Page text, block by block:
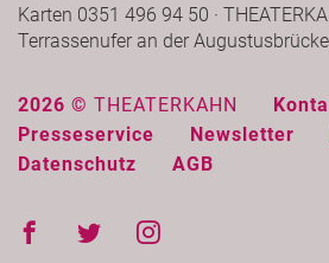
Karten 0351 496 94 50 ·
Terrassenufer an der Augustusbrücke
2026 © THEATERKAHN
Presseservice
Newsletter
Datenschutz
AGB